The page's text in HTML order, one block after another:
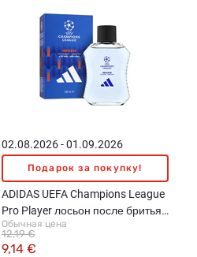
02.08.2026 - 01.09.2026
Подарок за покупку!
ADIDAS UEFA Champions League
Pro Player лосьон после бритья,
100мл
Обычная цена
9,14 €
12,19 €